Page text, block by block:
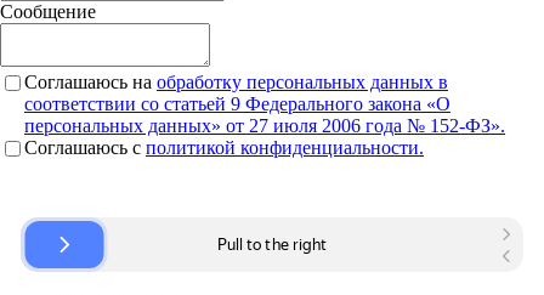
Сообщение
Соглашаюсь на обработку персональных данных в
соответствии со статьей 9 Федерального закона «О
персональных данных» от 27 июля 2006 года № 152-ФЗ».
Соглашаюсь c политикой конфиденциальности.